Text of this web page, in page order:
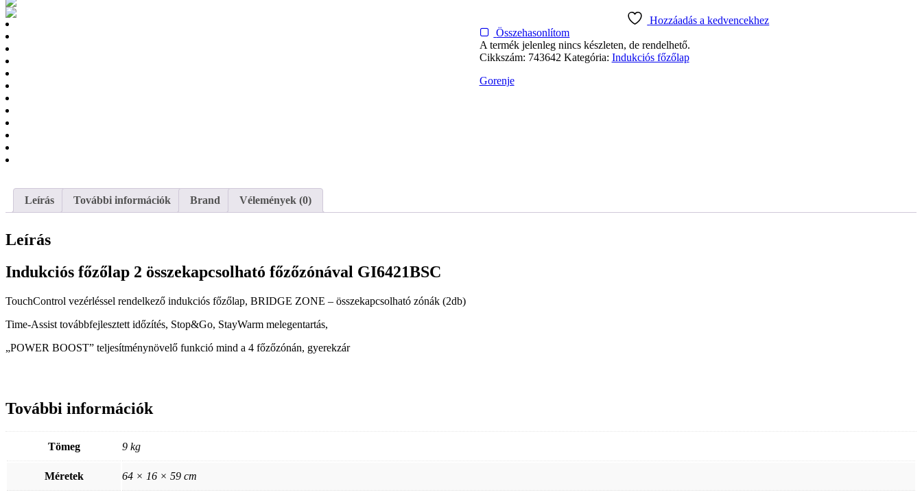
főzőzónával
GI6421BSC
mennyiség
Hozzáadás a kedvencekhez
Összehasonlítom
A termék jelenleg nincs készleten, de rendelhető.
Cikkszám: 743642 Kategória: Indukciós főzőlap
Gorenje
Leírás További információk Brand Vélemények (0)
Leírás
Indukciós főzőlap 2 összekapcsolható főzőzónával GI6421BSC
TouchControl vezérléssel rendelkező indukciós főzőlap, BRIDGE ZONE – összekapcsolható zónák (2db)
Time-Assist továbbfejlesztett időzítés, Stop&Go, StayWarm melegentartás,
„POWER BOOST” teljesítménynövelő funkció mind a 4 főzőzónán, gyerekzár
További információk
Tömeg 9 kg
Méretek 64 × 16 × 59 cm